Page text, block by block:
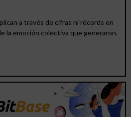
a través de cifras ni récords en
la emoción colectiva que generaron.